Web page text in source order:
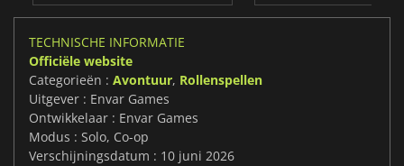
TECHNISCHE INFORMATIE
Officiële website
Categorieën : Avontuur, Rollenspellen
Uitgever : Envar Games
Ontwikkelaar : Envar Games
Modus : Solo, Co-op
Verschijningsdatum : 10 juni 2026